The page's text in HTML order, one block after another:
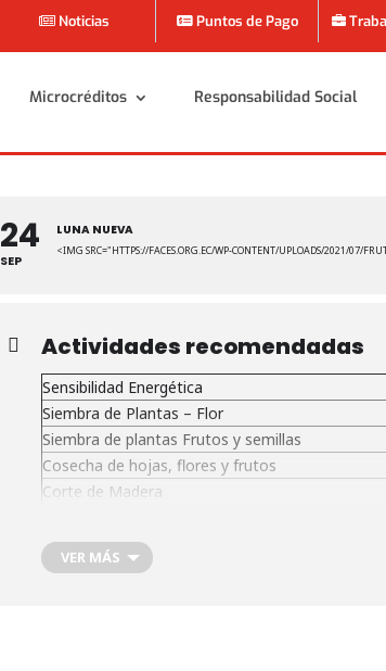
Noticias Puntos de Pago
Microcréditos Responsabilidad Social
Microcréditos Responsabilidad Social
24
SEP
LUNA NUEVA
<IMG SRC="HTTPS://FACES.ORG.EC/WP-CONTENT/UPLOADS/2021/07/
Actividades recomendadas
Sensibilidad Energética
Siembra de Plantas – Flor
Siembra de plantas Frutos y semillas
Cosecha de hojas, flores y frutos
Corte de Madera
Siega de Pastos Ensilaje
Siega para Compost. Aplicación herbicidas
VER MÁS